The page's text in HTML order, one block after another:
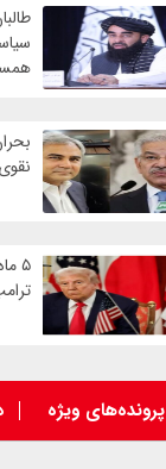
۵
پرونده‌های ویژه